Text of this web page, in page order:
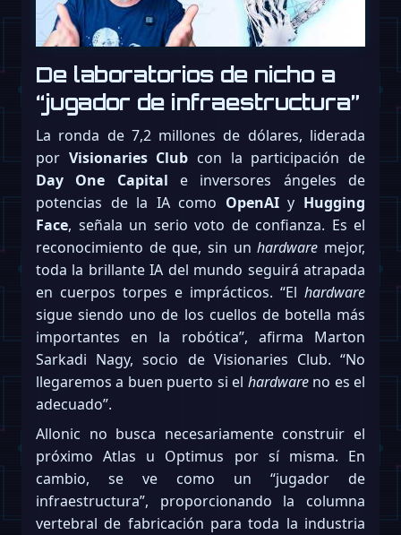
De laboratorios de nicho a
“jugador de infraestructura”
La ronda de 7,2 millones de dólares, liderada
por Visionaries Club con la participación de
Day One Capital e inversores ángeles de
potencias de la IA como OpenAIy Hugging
Face, señala un serio voto de confianza. Es el
reconocimiento de que, sin unhardware mejor,
toda la brillante IA del mundo seguirá atrapada
en cuerpos torpes e imprácticos. “El hardware
sigue siendo uno de los cuellos de botella más
importantes en la robótica”, afirma Marton
Sarkadi Nagy, socio de Visionaries Club. “No
llegaremos a buen puerto si el hardwareno es el
adecuado”.
Allonic no busca necesariamente construir el
próximo Atlas u Optimus por sí misma. En
cambio, se ve como un “jugador de
infraestructura”, proporcionando la columna
vertebral de fabricación para toda la industria